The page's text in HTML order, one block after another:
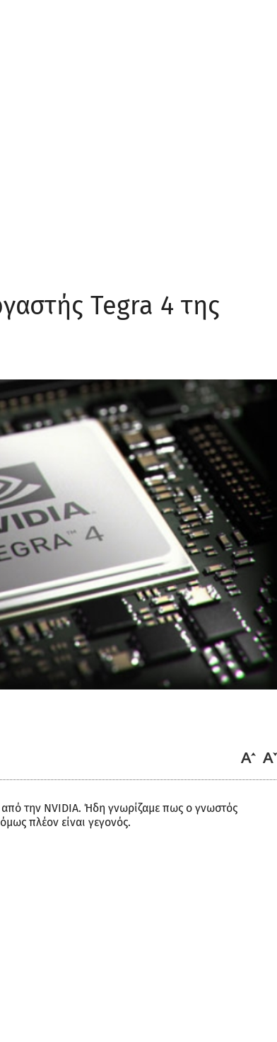
Tegra 4 της
την NVIDIA. Ήδη γνωρίζαμε πως ο γνωστός
πλέον είναι γεγονός.